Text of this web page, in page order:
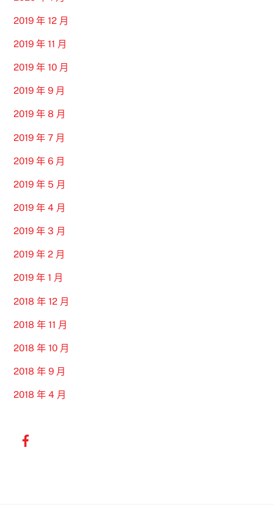
2019 年 12 月
2019 年 11 月
2019 年 10 月
2019 年 9 月
2019 年 8 月
2019 年 7 月
2019 年 6 月
2019 年 5 月
2019 年 4 月
2019 年 3 月
2019 年 2 月
2019 年 1 月
2018 年 12 月
2018 年 11 月
2018 年 10 月
2018 年 9 月
2018 年 4 月